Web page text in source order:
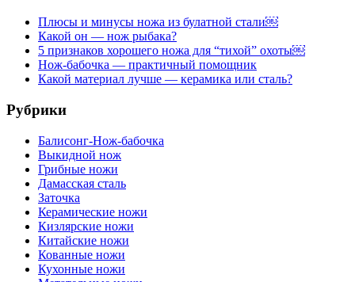
Плюсы и минусы ножа из булатной стали￼
Какой он — нож рыбака?
5 признаков хорошего ножа для “тихой” охоты￼
Нож-бабочка — практичный помощник
Какой материал лучше — керамика или сталь?
Рубрики
Балисонг-Нож-бабочка
Выкидной нож
Грибные ножи
Дамасская сталь
Заточка
Керамические ножи
Кизлярские ножи
Китайские ножи
Кованные ножи
Кухонные ножи